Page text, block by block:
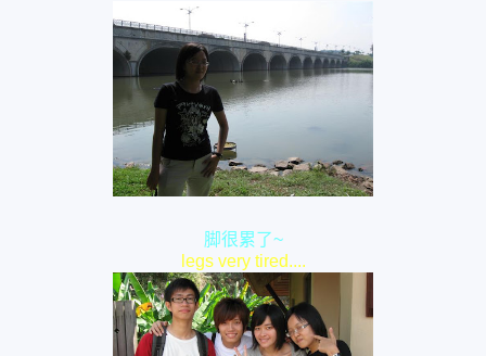
脚很累了~
legs very tired....